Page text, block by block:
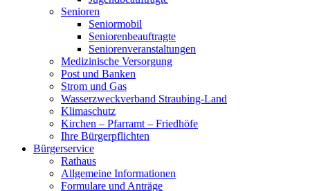
Senioren
Seniormobil
Seniorenbeauftragte
Seniorenveranstaltungen
Medizinische Versorgung
Post und Banken
Strom und Gas
Wasserzweckverband Straubing-Land
Klimaschutz
Kirchen – Pfarramt – Friedhöfe
Ihre Bürgerpflichten
Bürgerservice
Rathaus
Allgemeine Informationen
Formulare und Anträge